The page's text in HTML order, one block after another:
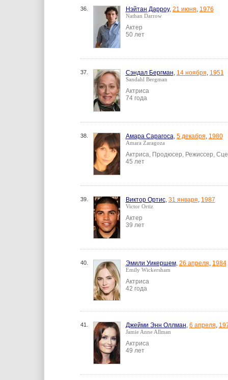
36. Нэйтан Дарроу, 21 июня, 1976
Nathan Darrow
Актер
50 лет
37. Сэндал Бергман, 14 ноября, 1951
Sandahl Bergman
Актриса
74 года
38. Амара Сарагоса, 5 декабря, 1980
Amara Zaragoza
Актриса, Продюсер, Режиссер,
45 лет
39. Виктор Ортис, 31 января, 1987
Victor Ortiz
Актер
39 лет
40. Эмили Уикершем, 26 апреля, 1984
Emily Wickersham
Актриса
42 года
41. Джейми Энн Оллман, 6 апреля,
Jamie Anne Allman
Актриса
49 лет